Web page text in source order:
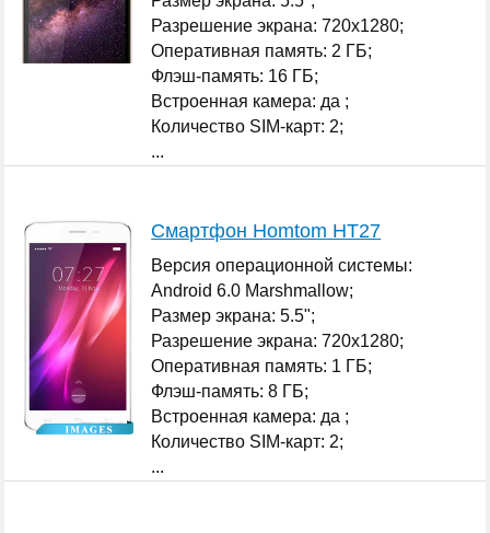
Разрешение экрана: 720x1280;
Оперативная память: 2 ГБ;
Флэш-память: 16 ГБ;
Встроенная камера: да ;
Количество SIM-карт: 2;
...
Смартфон Homtom HT27
Версия операционной системы:
Android 6.0 Marshmallow;
Размер экрана: 5.5";
Разрешение экрана: 720x1280;
Оперативная память: 1 ГБ;
Флэш-память: 8 ГБ;
Встроенная камера: да ;
Количество SIM-карт: 2;
...